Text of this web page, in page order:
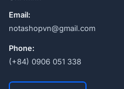
Email:
notashopvn@gmail.com
Phone:
(+84) 0906 051 338